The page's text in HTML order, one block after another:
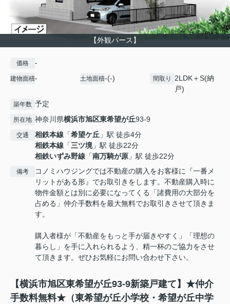
【外観パース】
価格 -
建物面積- 土地面積-(-) 間取り
2LDK＋S(納
戸)
築年数 予定
所在地 神奈川県横浜市旭区東希望が丘93-9
交通 相鉄本線 「希望ケ丘 」駅 徒歩4分
相鉄本線 「三ツ境」駅 徒歩22分
相鉄いずみ野線 「南万騎が原 」駅 徒歩22分
備考
コノミハウジングでは不動産の購入をお客様に『一番メ
リットがある形』でお取引きをします。不動産購入時に
物件金額とは別に必要になってくる「諸費用の大部分を
占める」仲介手数料を最大無料でお取引きさせて頂きま
す。
購入者様が「不動産をもっと手が届きやすく」「理想の
暮らし」を手に入れられるよう、精一杯のご協力をさせ
て頂きます。ぜひお気軽にお問い合わせ下さい。
【横浜市旭区東希望が丘93-9新築戸建て】★仲介
手数料無料★（東希望が丘小学校・希望が丘中学